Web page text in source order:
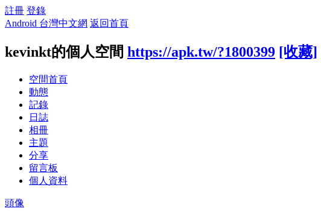
註冊 登錄
Android 台灣中文網 返回首頁
kevinkt的個人空間 https://apk.tw/?1800399 [收藏]
空間首頁
動態
記錄
日誌
相冊
主題
分享
留言板
個人資料
頭像